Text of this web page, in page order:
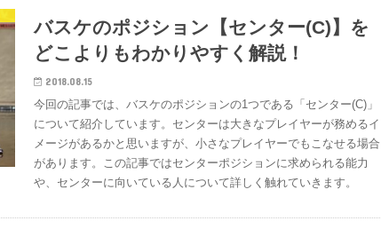
バスケのポジション【センター(C)】を
どこよりもわかりやすく解説！
2018.08.15
今回の記事では、バスケのポジションの1つである「センター(C)」
について紹介しています。センターは大きなプレイヤーが務めるイ
メージがあるかと思いますが、小さなプレイヤーでもこなせる場合
があります。この記事ではセンターポジションに求められる能力
や、センターに向いている人について詳しく触れていきます。